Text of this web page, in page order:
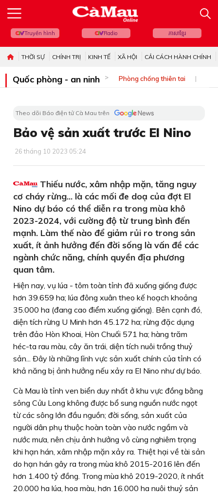
Truyền hình Radio ភាសាខ្មែរ
THỜI SỰ CHÍNH TRỊ KINH TẾ XÃ HỘI CẢI CÁCH HÀNH CHÍNH
Quốc phòng - an ninh Phòng chống thiên tai
Theo dõi Báo điện tử Cà Mau trên
Bảo vệ sản xuất trước El Nino
26 tháng 10 2023 05:24
Thiếu nước, xâm nhập mặn, tăng nguy
cơ cháy rừng... là các mối đe doạ của đợt El
Nino dự báo có thể diễn ra trong mùa khô
2023-2024, với cường độ từ trung bình đến
mạnh. Làm thế nào để giảm rủi ro trong sản
xuất, ít ảnh hưởng đến đời sống là vấn đề các
ngành chức năng, chính quyền địa phương
quan tâm.
Hiện nay, vụ lúa - tôm toàn tỉnh đã xuống giống được
hơn 39.659 ha; lúa đông xuân theo kế hoạch khoảng
35.000 ha (đang cao điểm xuống giống). Bên cạnh đó,
diện tích rừng U Minh hơn 45.172 ha; rừng đặc dụng
trên đảo Hòn Khoai, Hòn Chuối 571 ha; hàng trăm
héc-ta rau màu, cây ăn trái, diện tích nuôi trồng thuỷ
sản... Ðây là những lĩnh vực sản xuất chính của tỉnh có
khả năng bị ảnh hưởng nếu xảy ra El Nino như dự báo.
Cà Mau là tỉnh ven biển duy nhất ở khu vực đồng bằng
sông Cửu Long không được bổ sung nguồn nước ngọt
từ các sông lớn đầu nguồn; đời sống, sản xuất của
người dân phụ thuộc hoàn toàn vào nước ngầm và
nước mưa, nên chịu ảnh hưởng vô cùng nghiêm trọng
khi hạn hán, xâm nhập mặn xảy ra. Thiệt hại về tài sản
do hạn hán gây ra trong mùa khô 2015-2016 lên đến
hơn 1.400 tỷ đồng. Trong mùa khô 2019-2020, ít nhất
20.000 ha lúa, hoa màu, hơn 16.000 ha nuôi thuỷ sản